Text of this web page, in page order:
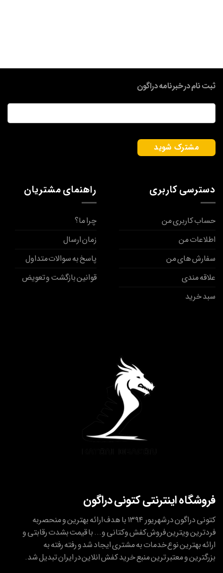
دسترسی کاربری
حساب کاربری من
اطلاعات من
سفارش های من
علاقه مندی
سبد خرید
ثبت نام در خبرنامه دراگون
ایمیل*
راهنمای مشتریان
چرا ما؟
زمان ارسال
پاسخ به سوالات متداول
قوانین بازگشت و تعویض
فروشگاه اینترنتی کتونی دراگون
کتونی دراگون در شهریور ۱۳۹۴ با هدف ارائه بهترین و منحصربه
فردترین ویترین فروش کفش وکتانی و... با قیمت بشدت رقابتی و
ارائه بهترین نوع خدمات به مشتری ایجاد شد و رفته رفته به
بزرگترین و معتبر ترین منبع خرید کفش انلاین در ایران تبدیل شد.